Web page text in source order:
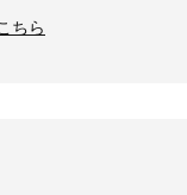
ちら